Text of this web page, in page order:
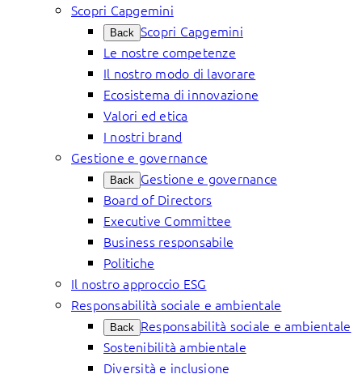
Scopri Capgemini
Back Scopri Capgemini
Le nostre competenze
Il nostro modo di lavorare
Ecosistema di innovazione
Valori ed etica
I nostri brand
Gestione e governance
Back Gestione e governance
Board of Directors
Executive Committee
Business responsabile
Politiche
Il nostro approccio ESG
Responsabilità sociale e ambientale
Back Responsabilità sociale e ambientale
Sostenibilità ambientale
Diversità e inclusione